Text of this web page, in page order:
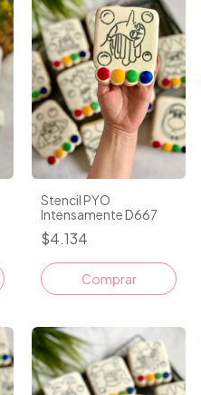
Stencil PYO
Intensamente D667
$4.134
Comprar